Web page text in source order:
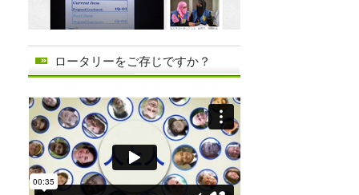
ロータリーをご存じですか？